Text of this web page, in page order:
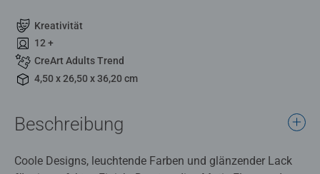
Kreativität
12 +
CreArt Adults Trend
4,50 x 26,50 x 36,20 cm
Beschreibung
Coole Designs, leuchtende Farben und glänzender Lack